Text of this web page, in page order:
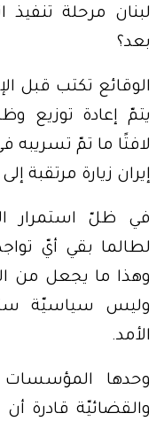
لبنان مرحلة
بعد؟
الوقائع تكتب قبل
يتمّ إعادة توزيع
لافتًا ما تمّ تسريبه
إيران زيارة مرتقبة
في ظلّ استمرار
لطالما بقي أيّ
وهذا ما يجعل من
وليس سياسيّة
الأمد.
وحدها المؤسسات
والقضائيّة قادرة